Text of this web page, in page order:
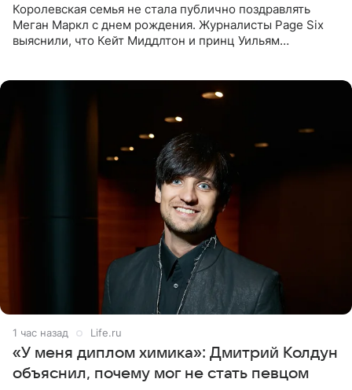
Королевская семья не стала публично поздравлять
Меган Маркл с днем рождения. Журналисты Page Six
выяснили, что Кейт Миддлтон и принц Уильям
1 час назад Life.ru
«У меня диплом химика»: Дмитрий Колдун
объяснил, почему мог не стать певцом